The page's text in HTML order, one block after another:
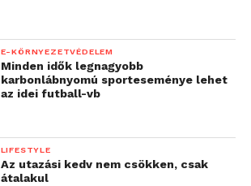
E-KÖRNYEZETVÉDELEM
Minden idők legnagyobb
karbonlábnyomú sporteseménye lehet
az idei futball-vb
LIFESTYLE
Az utazási kedv nem csökken, csak
átalakul